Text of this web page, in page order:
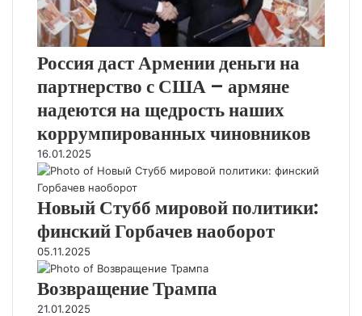
Россия даст Армении деньги на
партнерство с США – армяне
надеются на щедрость наших
коррумпированных чиновников
16.01.2025
Новый Стубб мировой политики:
финский Горбачев наоборот
05.11.2025
Возвращение Трампа
21.01.2025